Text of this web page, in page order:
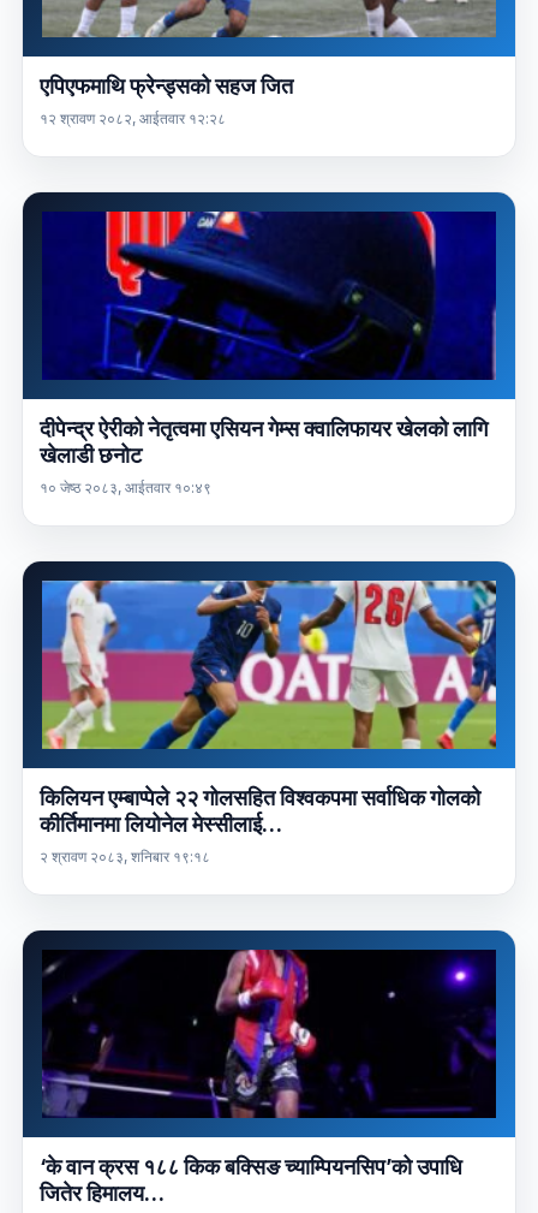
एपिएफमाथि फ्रेन्ड्सको सहज जित
१२ श्रावण २०८२, आईतवार १२:२८
दीपेन्द्र ऐरीको नेतृत्वमा एसियन गेम्स क्वालिफायर खेलको लागि
खेलाडी छनोट
१० जेष्ठ २०८३, आईतवार १०:४९
किलियन एम्बाप्पेले २२ गोलसहित विश्वकपमा सर्वाधिक गोलको
कीर्तिमानमा लियोनेल मेस्सीलाई…
२ श्रावण २०८३, शनिबार १९:१८
‘के वान क्रस १८८ किक बक्सिङ च्याम्पियनसिप’को उपाधि
जितेर हिमालय…